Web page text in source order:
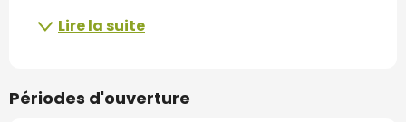
Lire la suite
Périodes d'ouverture